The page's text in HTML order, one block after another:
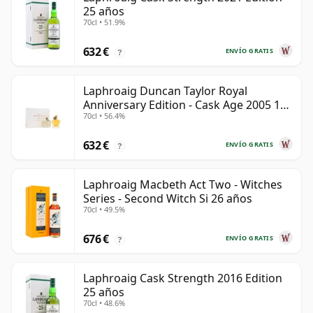
25 años
70cl • 51.9%
ENVÍO GRATIS
632 € ?
Laphroaig Duncan Taylor Royal
Anniversary Edition - Cask Age 2005 19
años
70cl • 56.4%
ENVÍO GRATIS
632 € ?
Laphroaig Macbeth Act Two - Witches
Series - Second Witch Si 26 años
70cl • 49.5%
ENVÍO GRATIS
676 € ?
Laphroaig Cask Strength 2016 Edition
25 años
70cl • 48.6%